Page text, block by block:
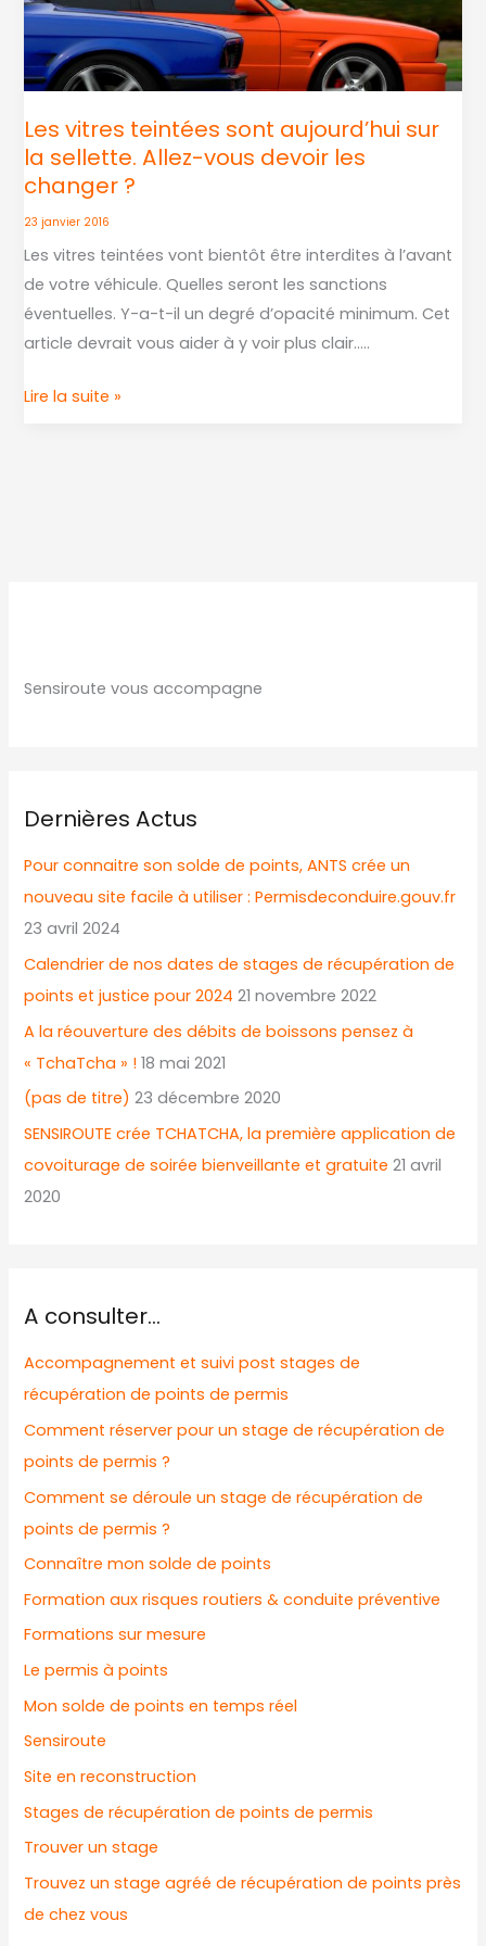
Les vitres teintées sont aujourd’hui sur
la sellette. Allez-vous devoir les
changer ?
23 janvier 2016
Les vitres teintées vont bientôt être interdites à l’avant
de votre véhicule. Quelles seront les sanctions
éventuelles. Y-a-t-il un degré d’opacité minimum. Cet
article devrait vous aider à y voir plus clair…..
teintées
sont
aujourd’hui
sur
la
sellette.
Allez-
vous
devoir
les
changer
Lire la suite »
Sensiroute vous accompagne
Dernières Actus
Pour connaitre son solde de points, ANTS crée un
nouveau site facile à utiliser : Permisdeconduire.gouv.fr
23 avril 2024
Calendrier de nos dates de stages de récupération de
points et justice pour 2024 21 novembre 2022
A la réouverture des débits de boissons pensez à
« TchaTcha » ! 18 mai 2021
(pas de titre) 23 décembre 2020
SENSIROUTE crée TCHATCHA, la première application de
covoiturage de soirée bienveillante et gratuite 21 avril
2020
A consulter…
Accompagnement et suivi post stages de
récupération de points de permis
Comment réserver pour un stage de récupération de
points de permis ?
Comment se déroule un stage de récupération de
points de permis ?
Connaître mon solde de points
Formation aux risques routiers & conduite préventive
Formations sur mesure
Le permis à points
Mon solde de points en temps réel
Sensiroute
Site en reconstruction
Stages de récupération de points de permis
Trouver un stage
Trouvez un stage agréé de récupération de points près
de chez vous